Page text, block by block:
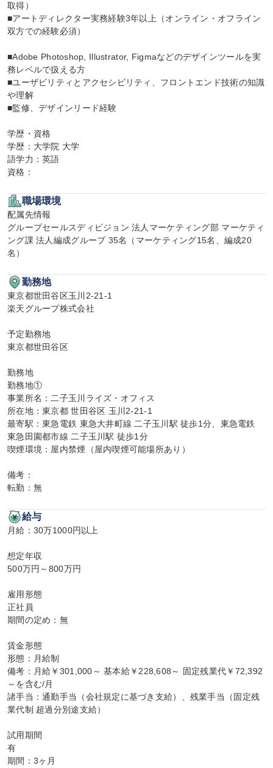
取得）
■アートディレクター実務経験3年以上（オンライン・オフライン
双方での経験必須）
■Adobe Photoshop, Illustrator, Figmaなどのデザインツールを実
務レベルで扱える方
■ユーザビリティとアクセシビリティ、フロントエンド技術の知識
や理解
■監修、デザインリード経験
学歴・資格
学歴：大学院 大学
語学力：英語
資格：
職場環境
配属先情報
グループセールスディビジョン 法人マーケティング部 マーケティ
ング課 法人編成グループ 35名（マーケティング15名、編成20
名）
勤務地
東京都世田谷区玉川2-21-1
楽天グループ株式会社
予定勤務地
東京都世田谷区
勤務地
勤務地①
事業所名：二子玉川ライズ・オフィス
所在地：東京都 世田谷区 玉川2-21-1
最寄駅：東急電鉄 東急大井町線 二子玉川駅 徒歩1分、東急電鉄
東急田園都市線 二子玉川駅 徒歩1分
喫煙環境：屋内禁煙（屋内喫煙可能場所あり）
備考：
転勤：無
給与
月給：30万1000円以上
想定年収
500万円～800万円
雇用形態
正社員
期間の定め：無
賃金形態
形態：月給制
備考：月給￥301,000～ 基本給￥228,608～ 固定残業代￥72,392
～を含む/月
諸手当：通勤手当（会社規定に基づき支給）、残業手当（固定残
業代制 超過分別途支給）
試用期間
有
期間：3ヶ月